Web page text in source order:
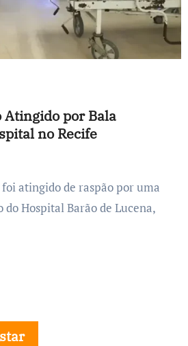
Atingido por Bala
no Recife
Hospital Barão de Lucena,